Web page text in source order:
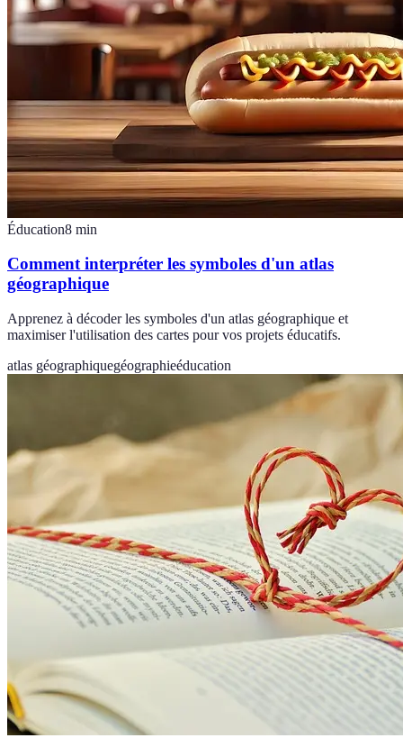
Éducation8 min
Comment interpréter les symboles d'un atlas
géographique
Apprenez à décoder les symboles d'un atlas géographique et
maximiser l'utilisation des cartes pour vos projets éducatifs.
atlas géographiquegéographieéducation